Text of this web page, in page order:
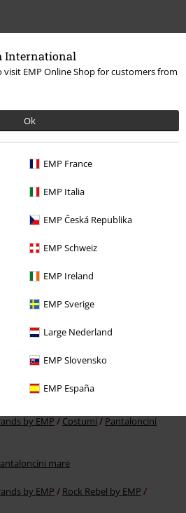
International
visit EMP Online Shop for customers from
Ok
EMP France
EMP Italia
EMP Česká Republika
EMP Schweiz
EMP Ireland
EMP Sverige
Large Nederland
EMP Slovensko
EMP España
mare
by EMP Costumi
Pantaloncini
mare
by EMP
Rock Rebel by EMP